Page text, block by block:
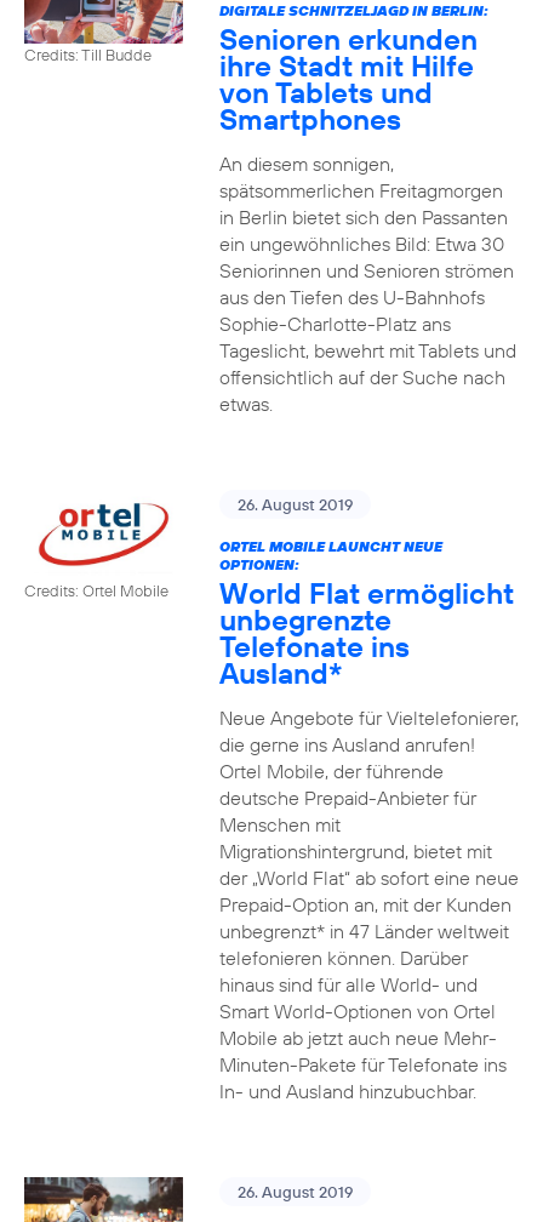
Credits: Till Budde
DIGITALE SCHNITZELJAGD IN BERLIN:
Senioren erkunden
ihre Stadt mit Hilfe
von Tablets und
Smartphones
An diesem sonnigen,
spätsommerlichen Freitagmorgen
in Berlin bietet sich den Passanten
ein ungewöhnliches Bild: Etwa 30
Seniorinnen und Senioren strömen
aus den Tiefen des U-Bahnhofs
Sophie-Charlotte-Platz ans
Tageslicht, bewehrt mit Tablets und
offensichtlich auf der Suche nach
etwas.
Credits: Ortel Mobile
26. August 2019
ORTEL MOBILE LAUNCHT NEUE
OPTIONEN:
World Flat ermöglicht
unbegrenzte
Telefonate ins
Ausland*
Neue Angebote für Vieltelefonierer,
die gerne ins Ausland anrufen!
Ortel Mobile, der führende
deutsche Prepaid-Anbieter für
Menschen mit
Migrationshintergrund, bietet mit
der „World Flat“ ab sofort eine neue
Prepaid-Option an, mit der Kunden
unbegrenzt* in 47 Länder weltweit
telefonieren können. Darüber
hinaus sind für alle World- und
Smart World-Optionen von Ortel
Mobile ab jetzt auch neue Mehr-
Minuten-Pakete für Telefonate ins
In- und Ausland hinzubuchbar.
26. August 2019